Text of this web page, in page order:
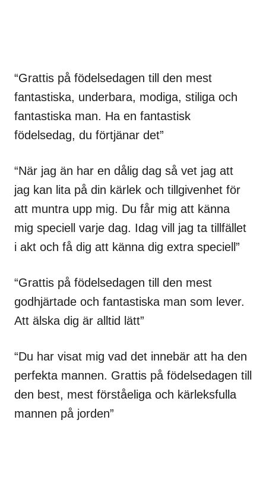
“Grattis på födelsedagen till den mest
fantastiska, underbara, modiga, stiliga och
fantastiska man. Ha en fantastisk
födelsedag, du förtjänar det”
“När jag än har en dålig dag så vet jag att
jag kan lita på din kärlek och tillgivenhet för
att muntra upp mig. Du får mig att känna
mig speciell varje dag. Idag vill jag ta tillfället
i akt och få dig att känna dig extra speciell”
“Grattis på födelsedagen till den mest
godhjärtade och fantastiska man som lever.
Att älska dig är alltid lätt”
“Du har visat mig vad det innebär att ha den
perfekta mannen. Grattis på födelsedagen till
den best, mest förståeliga och kärleksfulla
mannen på jorden”